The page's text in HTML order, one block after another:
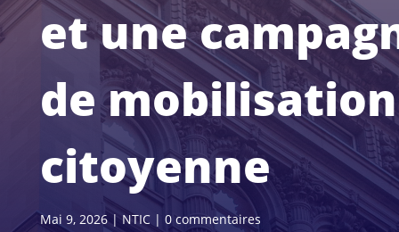
et une
de mobilisation
citoyenne
Mai 9, 2026|NTIC| 0 commentaires